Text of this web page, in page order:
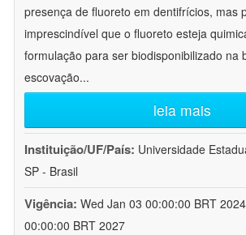
presença de fluoreto em dentifrícios, mas
imprescindível que o fluoreto esteja
formulação para ser biodisponibilizado na
escovação...
leia mais
Instituição/UF/País: Universidade
SP - Brasil
Vigência: Wed Jan 03 00:00:00 BRT
00:00:00 BRT 2027